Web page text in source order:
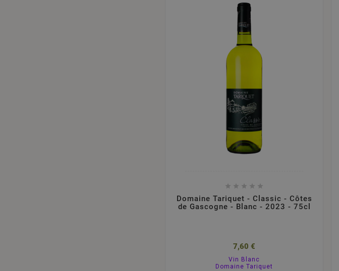
    
Domaine Tariquet - Classic - Côtes
de Gascogne - Blanc - 2023 - 75cl
7,60 €
Vin Blanc
Domaine Tariquet